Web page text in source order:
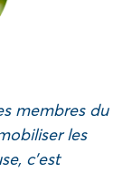
membres du
les
c’est